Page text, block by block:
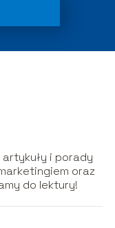
i porady
oraz
do lektury!